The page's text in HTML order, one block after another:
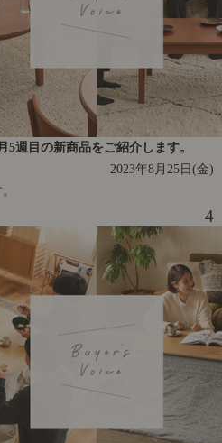
5週目の新商品をご紹介します。
2023年8月25日(金)
4